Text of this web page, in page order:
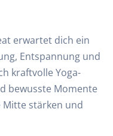
erwartet dich ein
Entspannung und
kraftvolle Yoga-
bewusste Momente
Mitte stärken und